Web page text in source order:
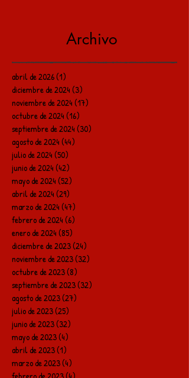
Archivo
abril de 2026(1)
diciembre de 2024(3)
noviembre de 2024(17)
octubre de 2024(16)
septiembre de 2024(30)
agosto de 2024(44)
julio de 2024(50)
junio de 2024(42)
mayo de 2024(52)
abril de 2024(29)
marzo de 2024(47)
febrero de 2024(6)
enero de 2024(85)
diciembre de 2023(24)
noviembre de 2023(32)
octubre de 2023(8)
septiembre de 2023(32)
agosto de 2023(27)
julio de 2023(25)
junio de 2023(32)
mayo de 2023(4)
abril de 2023(1)
marzo de 2023(4)